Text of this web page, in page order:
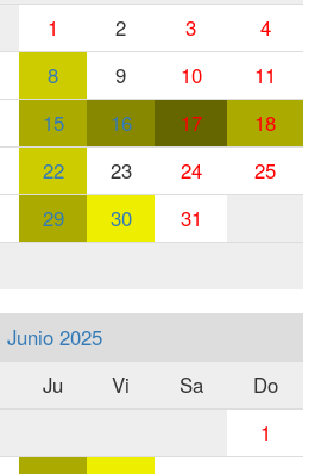
1
2 3
4
8 9 10
11
15 16 17
18
22 23 24
25
29 30 31
Junio 2025
Ju Vi Sa
Do
1